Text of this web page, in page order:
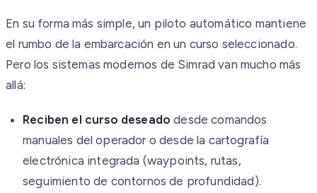
En su forma más simple, un piloto automático mantiene
el rumbo de la embarcación en un curso seleccionado.
Pero los sistemas modernos de Simrad van mucho más
allá:
Reciben el curso deseado desde comandos
manuales del operador o desde la cartografía
electrónica integrada (waypoints, rutas,
seguimiento de contornos de profundidad).